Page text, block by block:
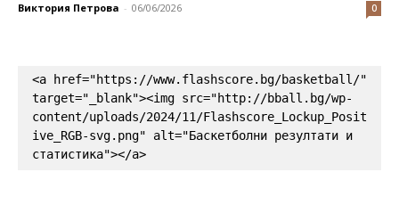
Виктория Петрова - 06/06/2026 0
<a href="https://www.flashscore.bg/basketball/"
target="_blank"><img src="http://bball.bg/wp-
content/uploads/2024/11/Flashscore_Lockup_Posit
ive_RGB-svg.png" alt="Баскетболни резултати и
статистика"></a>